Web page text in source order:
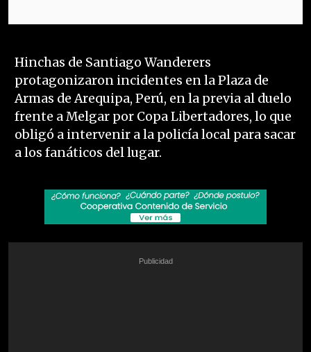
Hinchas de Santiago Wanderers
protagonizaron incidentes en la Plaza de
Armas de Arequipa, Perú, en la previa al duelo
frente a Melgar por Copa Libertadores, lo que
obligó a intervenir a la policía local para sacar
a los fanáticos del lugar.